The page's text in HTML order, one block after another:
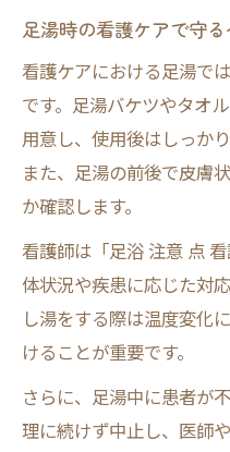
足湯時の看護ケアで守
看護ケアにおける足湯で
です。足湯バケツやタオ
用意し、使用後はしっか
また、足湯の前後で皮膚
か確認します。
看護師は「足浴 注意 点
体状況や疾患に応じた対
し湯をする際は温度変化
けることが重要です。
さらに、足湯中に患者が
理に続けず中止し、医師